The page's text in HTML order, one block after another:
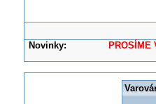
Novinky: PROSÍME